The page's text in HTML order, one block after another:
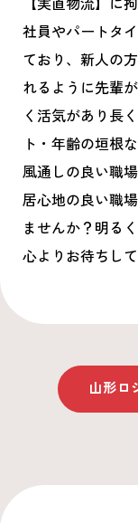
社員やパートタ
ており、新人の
れるように先輩
く活気があり長
ト・年齢の垣根
風通しの良い職
居心地の良い職
ませんか？明る
心よりお待ちして
山形ロ